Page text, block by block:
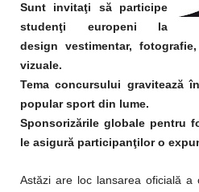
Sunt invitaţi să participe
studenţi europeni la
design vestimentar,
vizuale.
Tema concursului gravitează
popular sport din lume.
Sponsorizările globale pentru
le asigură participanţilor o
Astăzi are loc lansarea oficială a